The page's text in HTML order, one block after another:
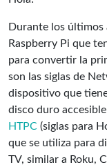
Durante los últimos
Raspberry Pi que
para convertir la
son las siglas de
dispositivo que
disco duro
HTPC (siglas para
que se utiliza para
TV, similar a Roku,